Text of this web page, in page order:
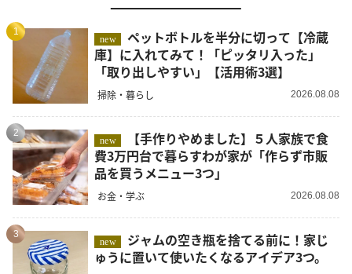
1
new
ペットボトルを半分に切って【冷蔵
庫】に入れてみて！「ピッタリ入った」
「取り出しやすい」【活用術3選】
掃除・暮らし 2026.08.08
2
new
費3万円台で暮らすわが家が「作らず市販
品を買うメニュー3つ」
お金・学ぶ 2026.08.08
3
new
ゅうに置いて使いたくなるアイデア3つ。